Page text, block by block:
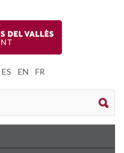
ES EN FR